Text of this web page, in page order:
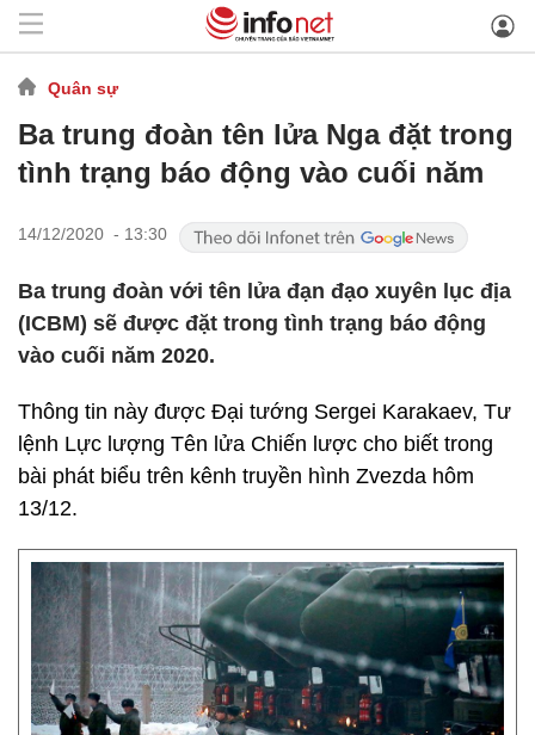
Quân sự
Ba trung đoàn tên lửa Nga đặt trong
tình trạng báo động vào cuối năm
14/12/2020 - 13:30
Ba trung đoàn với tên lửa đạn đạo xuyên lục địa
(ICBM) sẽ được đặt trong tình trạng báo động
vào cuối năm 2020.
Thông tin này được Đại tướng Sergei Karakaev, Tư
lệnh Lực lượng Tên lửa Chiến lược cho biết trong
bài phát biểu trên kênh truyền hình Zvezda hôm
13/12.